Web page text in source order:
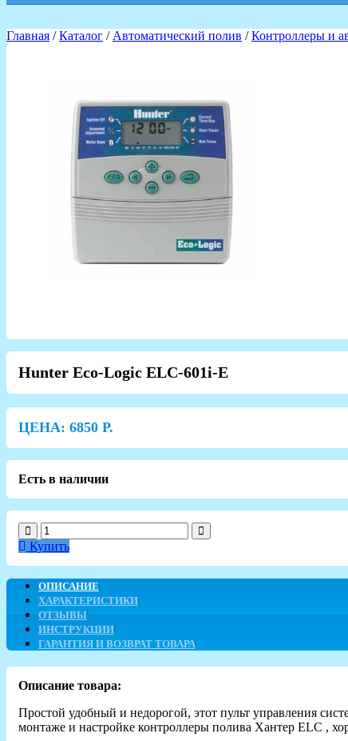
Главная /Каталог / Автоматический полив /Контроллеры и
Hunter Eco-Logic ELC-601i-E
ЦЕНА: 6850 Р.
Есть в наличии
Купить
ОПИСАНИЕ
ХАРАКТЕРИСТИКИ
ОТЗЫВЫ
ИНСТРУКЦИИ
ГАРАНТИЯ И ВОЗВРАТ ТОВАРА
Описание товара:
Простой удобный и недорогой, этот пульт управления
монтаже и настройке контроллеры полива Хантер ELC ,